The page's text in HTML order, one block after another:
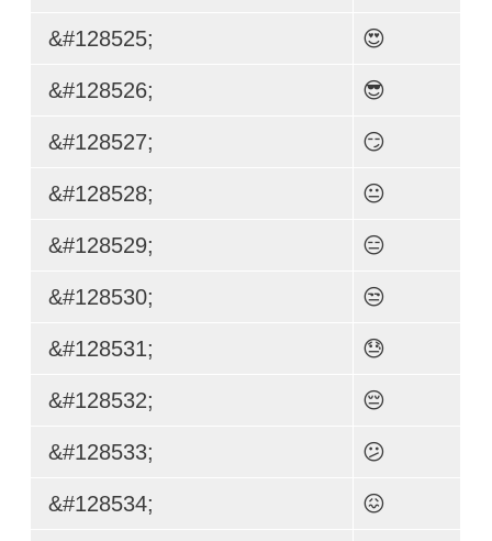
&#128525; 😍
&#128526; 😎
&#128527; 😏
&#128528; 😐
&#128529; 😑
&#128530; 😒
&#128531; 😓
&#128532; 😔
&#128533; 😕
&#128534; 😖